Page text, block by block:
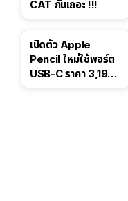
CAT กันเถอะ !!!
เปิดตัว Apple
Pencil ใหม่ใช้พอร์ต
USB-C ราคา 3,190